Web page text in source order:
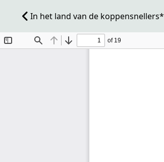
In het land van de koppensnellers*